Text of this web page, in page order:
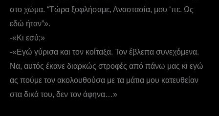
στο χώμα. “Τώρα ξοφλήσαμε, Αναστασία, μου ‘πε. Ως
εδώ ήταν”».
-«Κι εσύ;»
-«Εγώ γύρισα και τον κοίταξα. Τον έβλεπα συνεχόμενα.
Να, αυτός έκανε διαρκώς στροφές από πάνω μας κι εγώ
ας πούμε τον ακολουθούσα με τα μάτια μου κατευθείαν
στα δικά του, δεν τον άφηνα…»